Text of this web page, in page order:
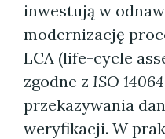
inwestują w
modernizację
LCA (life-cycle
zgodne z ISO 14064
przekazywania
weryfikacji. W